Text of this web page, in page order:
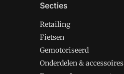
Secties
Retailing
Fietsen
Gemotoriseerd
Onderdelen & accessoires